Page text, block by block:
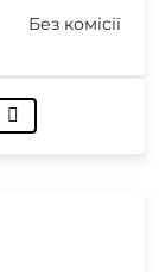
Без комісії